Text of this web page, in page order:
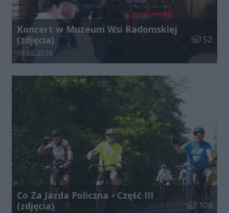
Koncert w Muzeum Wsi Radomskiej
(zdjęcia)
Liczba
52
Data dodania galerii:
09.08.2026
Co Za Jazda Policzna - Część III
(zdjęcia)
Liczba
104